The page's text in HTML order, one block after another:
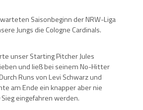
Saisonbeginn der NRW-Liga
Jungs die Cologne Cardinals.
unser Starting Pitcher Jules
und ließ bei seinem No-Hitter
Runs von Levi Schwarz und
am Ende ein knapper aber nie
eingefahren werden.